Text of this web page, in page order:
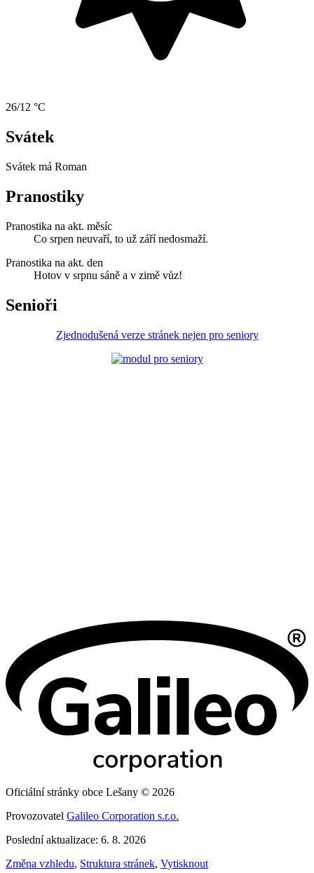
26/12 °C
Svátek
Svátek má Roman
Pranostiky
Pranostika na akt. měsíc
Co srpen neuvaří, to už září nedosmaží.
Pranostika na akt. den
Hotov v srpnu sáně a v zimě vůz!
Senioři
Zjednodušená verze stránek nejen pro seniory
Oficiální stránky obce Lešany © 2026
Provozovatel Galileo Corporation s.r.o.
Poslední aktualizace: 6. 8. 2026
Změna vzhledu, Struktura stránek, Vytisknout